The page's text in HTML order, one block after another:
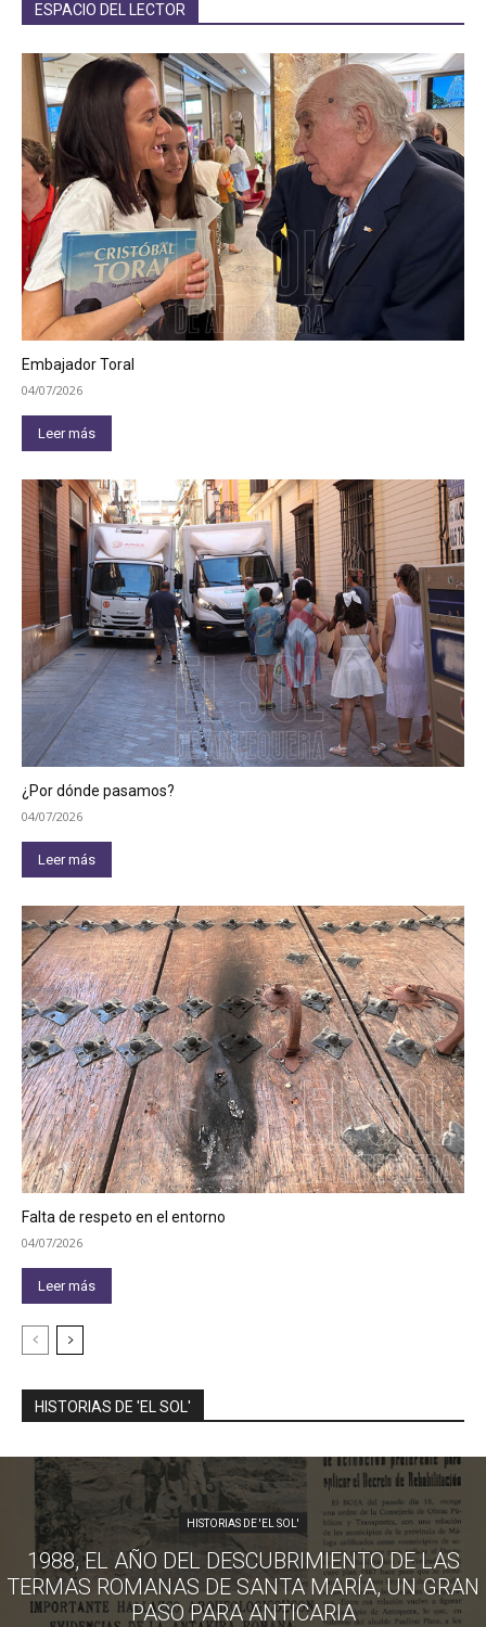
ESPACIO DEL LECTOR
Embajador Toral
04/07/2026
Leer más
¿Por dónde pasamos?
04/07/2026
Leer más
Falta de respeto en el entorno
04/07/2026
Leer más
HISTORIAS DE 'EL SOL'
HISTORIAS DE 'EL SOL'
1988, EL AÑO DEL DESCUBRIMIENTO DE LAS
TERMAS ROMANAS DE SANTA MARÍA, UN GRAN
PASO PARA ANTICARIA